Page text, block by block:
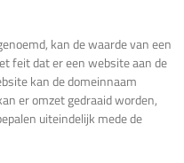
kan de waarde van een
feit dat er een website aan de
kan de domeinnaam
er omzet gedraaid worden,
uiteindelijk mede de